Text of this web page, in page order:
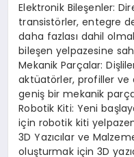
Elektronik Bileşenler:
transistörler, entegre
daha fazlası dahil
bileşen yelpazesine
Mekanik Parçalar:
aktüatörler, profiller ve
geniş bir mekanik
Robotik Kiti: Yeni
için robotik kiti
3D Yazıcılar ve
oluşturmak için 3D